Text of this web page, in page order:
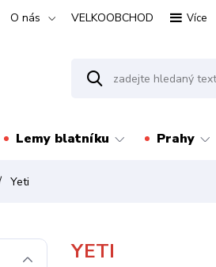
O nás VELKOOBCHOD Více
Lemy blatníku Prahy
Yeti
YETI